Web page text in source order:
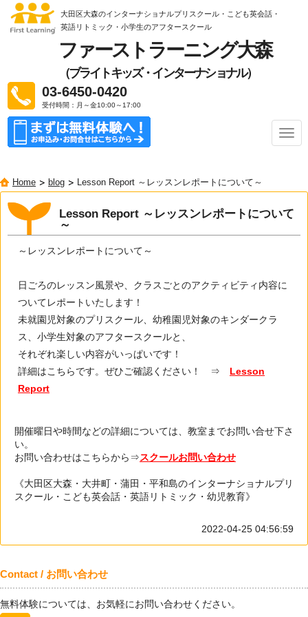
大田区大森のインターナショナルプリスクール・こども英会話・
英語リトミック ・小学生のアフタースクール
ファーストラーニング大森
（ブライトキッズ・インターナショナル）
03-6450-0420
受付時間：月～金10:00～17:00
ナ
ビ
ン
Home blog Lesson Report ～レッスンレポートについて～
Lesson Report ～レッスンレポートについて
～
～レッスンレポートについて～
日ごろのレッスン風景や、クラスごとのアクティビティ内容に
ついてレポートいたします！
未就園児対象のプリスクール、幼稚園児対象のキンダークラ
ス、小学生対象のアフタースクールと、
それぞれ楽しい内容がいっぱいです！
詳細はこちらです。ぜひご確認ください！ ⇒
Lesson
Report
開催曜日や時間などの詳細については、教室までお問い合せ下さ
い。
お問い合わせはこちらから⇒スクールお問い合わせ
《大田区大森・大井町・蒲田・平和島のインターナショナルプリ
スクール・こども英会話・英語リトミック・幼児教育》
2022-04-25 04:56:59
Contact / お問い合わせ
無料体験については、お気軽にお問い合わせください。